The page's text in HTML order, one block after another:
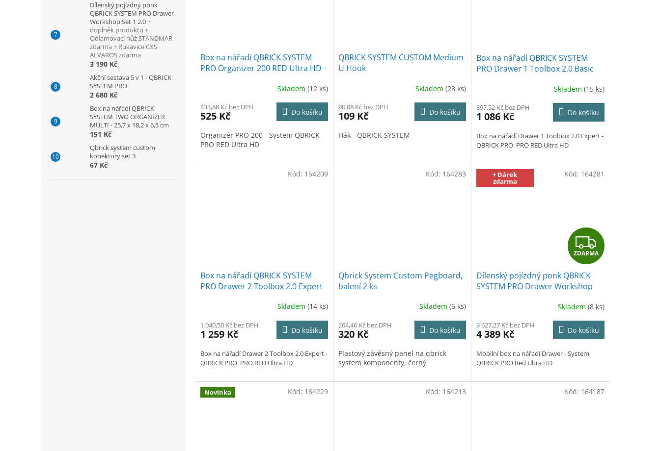
Dílenský pojízdný ponk
QBRICK SYSTEM PRO Drawer
Workshop Set 1 2.0+
doplněk produktu +
Odlamovací nůž STANDMAR
zdarma + Rukavice CXS
ALVAROS zdarma
3 190 Kč
Akční sestava 5 v 1 - QBRICK
SYSTEM PRO
2 680 Kč
Box na nářadí QBRICK
SYSTEM TWO ORGANIZER
MULTI - 25,7 x 18,2 x 6,5 cm
151 Kč
Qbrick system custom
konektory set 3
67 Kč
Box na nářadí QBRICK SYSTEM
PRO Organizer 200 RED Ultra HD -
Skladem (12 ks)
433,88 Kč bez DPH
525 Kč Do košíku
Organizér PRO 200 - System QBRICK
PRO RED Ultra HD
QBRICK SYSTEM CUSTOM Medium
U Hook
Skladem (28 ks)
90,08 Kč bez DPH
109 Kč Do košíku
Hák - QBRICK SYSTEM
Box na nářadí QBRICK SYSTEM
PRO Drawer 1 Toolbox 2.0 Basic
+ Odlamovací nůž STANDMAR
zdarma + Rukavice CXS ALVAROS
zdarma
Skladem (15 ks)
897,52 Kč bez DPH
1 086 Kč Do košíku
Box na nářadí Drawer 1 Toolbox 2.0 Expert -
QBRICK PRO PRO RED Ultra HD
Box na nářadí QBRICK SYSTEM
PRO Drawer 2 Toolbox 2.0 Expert
Skladem (14 ks)
1 040,50 Kč bez DPH
1 259 Kč Do košíku
Box na nářadí Drawer 2 Toolbox 2.0 Expert -
QBRICK PRO PRO RED Ultra HD
Kód: 164209
Qbrick System Custom Pegboard,
balení 2 ks
Skladem (6 ks)
264,46 Kč bez DPH
320 Kč Do košíku
Plastový závěsný panel na qbrick
system komponenty, černý
Kód: 164283 + Dárek
zdarma
Z
D
R
M
A
ZDARMA
Dílenský pojízdný ponk QBRICK
SYSTEM PRO Drawer Workshop
produktu + Odlamovací nůž
STANDMAR zdarma + Rukavice
CXS ALVAROS zdarma
Skladem (8 ks)
3 627,27 Kč bez DPH
4 389 Kč Do košíku
Mobilní box na nářadí Drawer - System
QBRICK PRO Red Ultra HD
Kód: 164281
Novinka Kód: 164229 Kód: 164213 Kód: 164187